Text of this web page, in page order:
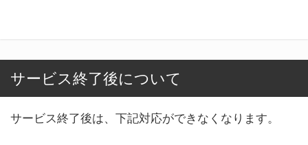
サービス終了後について
サービス終了後は、下記対応ができなくなります。